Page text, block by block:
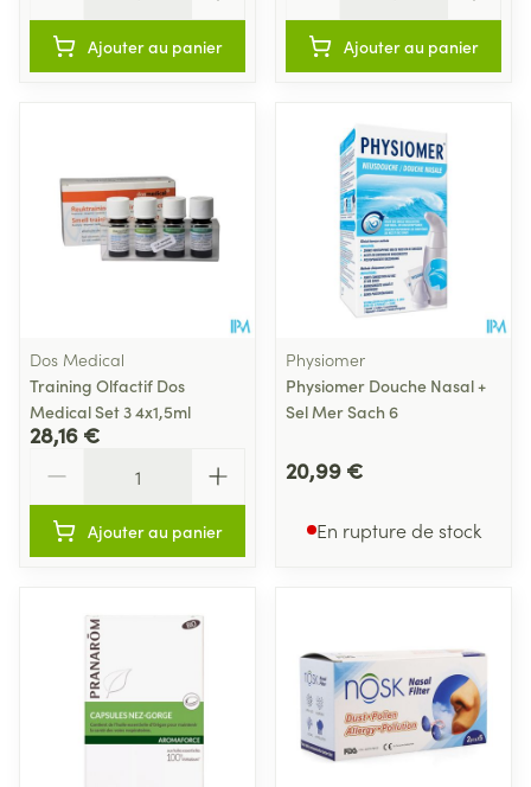
Ajouter au panier Ajouter au panier
Dos Medical
Training Olfactif Dos
Medical Set 3 4x1,5ml
28,16 €
Ajouter au panier
Physiomer
Physiomer Douche Nasal +
Sel Mer Sach 6
20,99 €
En rupture de stock